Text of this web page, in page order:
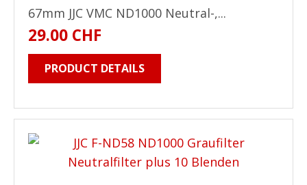
67mm JJC VMC ND1000 Neutral-,...
29.00 CHF
PRODUCT DETAILS